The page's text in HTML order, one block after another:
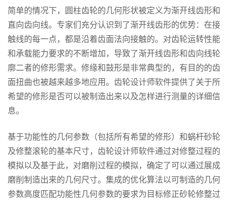
简单的情况下，圆柱齿轮的几何形状被定义为渐开线齿形和
直向齿向线。专家们充分认识到了渐开线齿形的优势：在接
触线的每一点，都是沿着齿面法向接触的。对齿轮运转性能
和承载能力要求的不断增加，导致了渐开线齿形和齿向线轮
廓二者的修形需求。修缘和鼓形是非常典型的，有目的的齿
面扭曲也被越来越多地应用。齿轮设计师软件提供了关于所
希望的修形是否可以被制造出来以及怎样进行测量的详细信
息。
基于功能性的几何参数（包括所有希望的修形）和蜗杆砂轮
及修整滚轮的基本尺寸，齿轮设计师软件通过对修整过程的
模拟以及基于此，对磨削过程的模拟，确定了可以通过展成
磨削制造出来的几何尺寸。集成的优化算法以可制造的几何
参数高度匹配功能性几何参数的要求为目标修正砂轮修整过